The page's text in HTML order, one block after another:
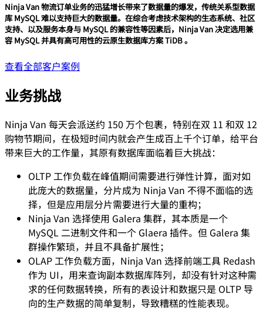
Ninja Van 物流订单业务的迅猛增长带来了数据量的爆发，传统关系型数据
库 MySQL 难以支持巨大的数据量。在综合考虑技术架构的生态系统、社区
支持、以及服务本身与 MySQL 的兼容性等因素后，Ninja Van 决定选用兼
容 MySQL 并具有高可用性的云原生数据库方案 TiDB 。
查看全部客户案例
业务挑战
Ninja Van 每天会派送约 150 万个包裹，特别在双 11 和双 12
购物节期间，在极短时间内就会产生成百上千个订单，给平台
带来巨大的工作量，其原有数据库面临着巨大挑战：
OLTP 工作负载在峰值期间需要进行弹性计算，面对如
此庞大的数据量，分片成为 Ninja Van 不得不面临的选
择，但是应用层分片需要进行大量的重构；
Ninja Van 选择使用 Galera 集群，其本质是一个
MySQL 二进制文件和一个 Glaera 插件。但 Galera 集
群操作繁琐，并且不具备扩展性；
OLAP 工作负载方面，Ninja Van 选择前端工具 Redash
作为 UI，用来查询副本数据库阵列，却没有针对这种需
求的任何数据转换，所有的表设计和数据只是 OLTP 导
向的生产数据的简单复制，导致糟糕的性能表现。